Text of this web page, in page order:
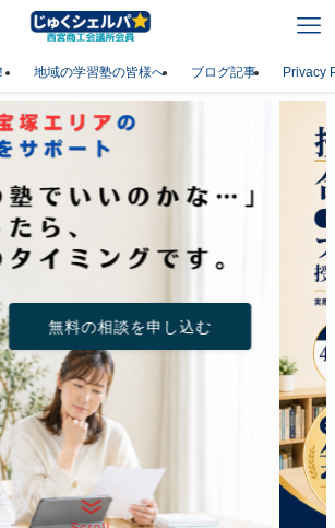
地域の学習塾の皆様へ ブログ記事 Privacy
無料の相談を申し込む